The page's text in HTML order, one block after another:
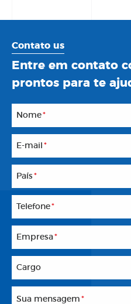
Contato us
Entre em contato
prontos para te
Nome*
E-mail *
País *
Telefone*
Empresa*
Cargo
Sua mensagem *